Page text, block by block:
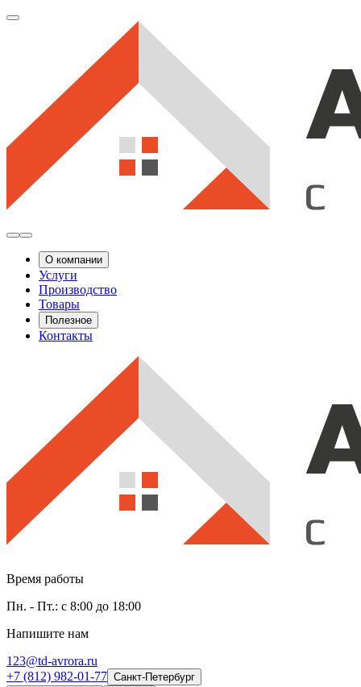
О компании
Услуги
Производство
Товары
Полезное
Контакты
Время работы
Пн. - Пт.: с 8:00 до 18:00
Напишите нам
123@td-avrora.ru
+7 (812) 982-01-77 Санкт-Петербург